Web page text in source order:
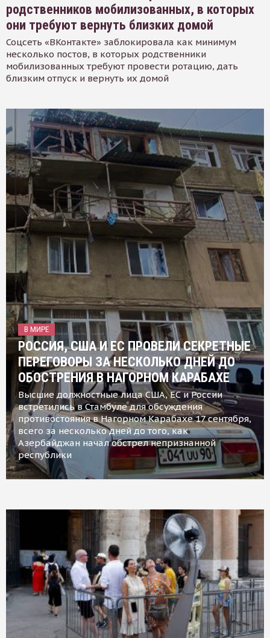
родственников мобилизованных, в которых
они требуют вернуть близких домой
Соцсеть «ВКонтакте» заблокировала как минимум
несколько постов, в которых родственники
мобилизованных требуют провести ротацию, дать
близким отпуск и вернуть их домой
В МИРЕ
РОССИЯ, США И ЕС ПРОВЕЛИ СЕКРЕТНЫЕ
ПЕРЕГОВОРЫ ЗА НЕСКОЛЬКО ДНЕЙ ДО
ОБОСТРЕНИЯ В НАГОРНОМ КАРАБАХЕ
Высшие должностные лица США, ЕС и России
встретились в Стамбуле для обсуждения
противостояния в Нагорном Карабахе 17 сентября,
всего за несколько дней до того, как
Азербайджан начал обстрел непризнанной
республики